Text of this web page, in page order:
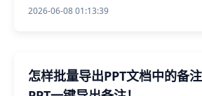
2026-06-08 01:13:39
怎样批量导出PPT文档中的备